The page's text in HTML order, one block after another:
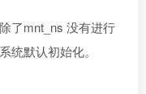
了mnt_ns 没有进行
统默认初始化。